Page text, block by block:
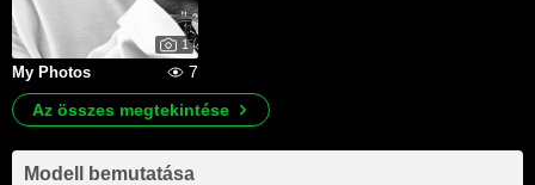
1
My Photos
7
Az összes megtekintése
Modell bemutatása